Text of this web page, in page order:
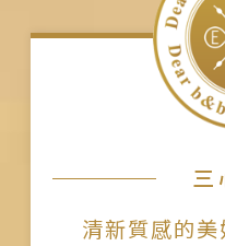
三
清新質感的